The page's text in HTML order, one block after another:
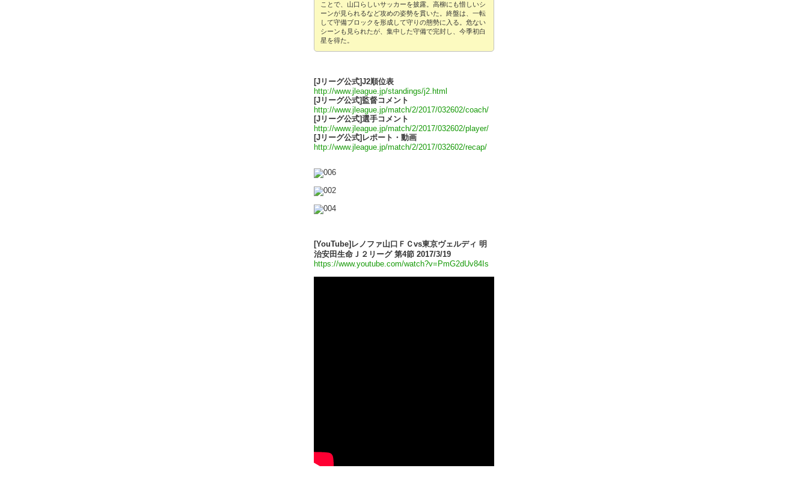
ことで、山口らしいサッカーを披露。高柳にも惜しいシ
ーンが見られるなど攻めの姿勢を貫いた。終盤は、一転
して守備ブロックを形成して守りの態勢に入る。危ない
シーンも見られたが、集中した守備で完封し、今季初白
星を得た。
[Jリーグ公式]J2順位表
http://www.jleague.jp/standings/j2.html
[Jリーグ公式]監督コメント
http://www.jleague.jp/match/2/2017/032602/coach/
[Jリーグ公式]選手コメント
http://www.jleague.jp/match/2/2017/032602/player/
[Jリーグ公式]レポート・動画
http://www.jleague.jp/match/2/2017/032602/recap/
[YouTube]レノファ山口ＦＣvs東京ヴェルディ 明
治安田生命Ｊ２リーグ 第4節 2017/3/19
https://www.youtube.com/watch?v=PmG2dUv84Is